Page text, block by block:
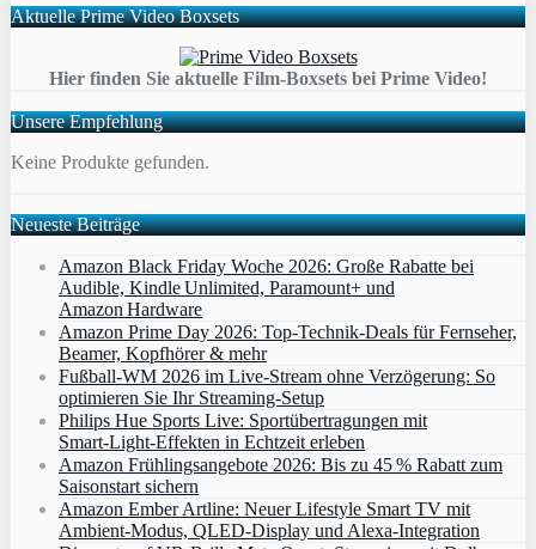
Aktuelle Prime Video Boxsets
Hier finden Sie aktuelle Film-Boxsets bei Prime Video!
Unsere Empfehlung
Keine Produkte gefunden.
Neueste Beiträge
Amazon Black Friday Woche 2026: Große Rabatte bei
Audible, Kindle Unlimited, Paramount+ und
Amazon Hardware
Amazon Prime Day 2026: Top-Technik-Deals für Fernseher,
Beamer, Kopfhörer & mehr
Fußball-WM 2026 im Live-Stream ohne Verzögerung: So
optimieren Sie Ihr Streaming-Setup
Philips Hue Sports Live: Sportübertragungen mit
Smart‑Light‑Effekten in Echtzeit erleben
Amazon Frühlingsangebote 2026: Bis zu 45 % Rabatt zum
Saisonstart sichern
Amazon Ember Artline: Neuer Lifestyle Smart TV mit
Ambient‑Modus, QLED‑Display und Alexa‑Integration